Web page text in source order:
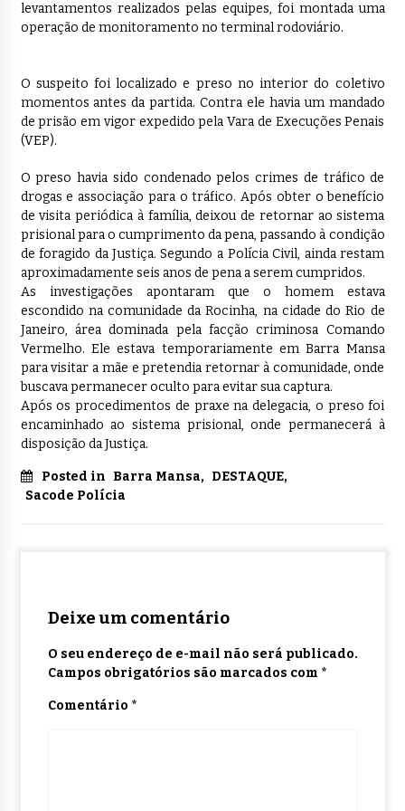
levantamentos realizados pelas equipes, foi montada uma
operação de monitoramento no terminal rodoviário.
O suspeito foi localizado e preso no interior do coletivo
momentos antes da partida. Contra ele havia um mandado
de prisão em vigor expedido pela Vara de Execuções Penais
(VEP).
O preso havia sido condenado pelos crimes de tráfico de
drogas e associação para o tráfico. Após obter o benefício
de visita periódica à família, deixou de retornar ao sistema
prisional para o cumprimento da pena, passando à condição
de foragido da Justiça. Segundo a Polícia Civil, ainda restam
aproximadamente seis anos de pena a serem cumpridos.
As investigações apontaram que o homem estava
escondido na comunidade da Rocinha, na cidade do Rio de
Janeiro, área dominada pela facção criminosa Comando
Vermelho. Ele estava temporariamente em Barra Mansa
para visitar a mãe e pretendia retornar à comunidade, onde
buscava permanecer oculto para evitar sua captura.
Após os procedimentos de praxe na delegacia, o preso foi
encaminhado ao sistema prisional, onde permanecerá à
disposição da Justiça.
Posted in Barra Mansa, DESTAQUE,
Sacode Polícia
Deixe um comentário
O seu endereço de e-mail não será publicado.
Campos obrigatórios são marcados com *
Comentário *